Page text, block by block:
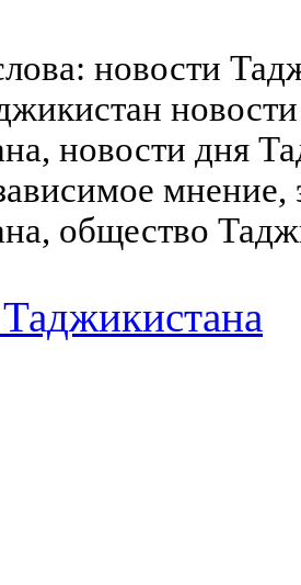
новости
новости дня
общество